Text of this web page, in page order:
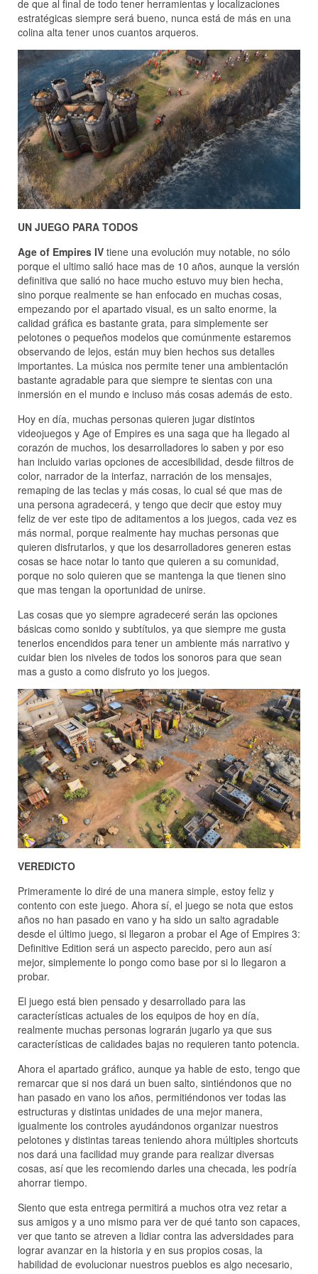
de que al final de todo tener herramientas y localizaciones
estratégicas siempre será bueno, nunca está de más en una
colina alta tener unos cuantos arqueros.
UN JUEGO PARA TODOS
Age of Empires IV tiene una evolución muy notable, no sólo
porque el ultimo salió hace mas de 10 años, aunque la versión
definitiva que salió no hace mucho estuvo muy bien hecha,
sino porque realmente se han enfocado en muchas cosas,
empezando por el apartado visual, es un salto enorme, la
calidad gráfica es bastante grata, para simplemente ser
pelotones o pequeños modelos que comúnmente estaremos
observando de lejos, están muy bien hechos sus detalles
importantes. La música nos permite tener una ambientación
bastante agradable para que siempre te sientas con una
inmersión en el mundo e incluso más cosas además de esto.
Hoy en día, muchas personas quieren jugar distintos
videojuegos y Age of Empires es una saga que ha llegado al
corazón de muchos, los desarrolladores lo saben y por eso
han incluido varias opciones de accesibilidad, desde filtros de
color, narrador de la interfaz, narración de los mensajes,
remaping de las teclas y más cosas, lo cual sé que mas de
una persona agradecerá, y tengo que decir que estoy muy
feliz de ver este tipo de aditamentos a los juegos, cada vez es
más normal, porque realmente hay muchas personas que
quieren disfrutarlos, y que los desarrolladores generen estas
cosas se hace notar lo tanto que quieren a su comunidad,
porque no solo quieren que se mantenga la que tienen sino
que mas tengan la oportunidad de unirse.
Las cosas que yo siempre agradeceré serán las opciones
básicas como sonido y subtítulos, ya que siempre me gusta
tenerlos encendidos para tener un ambiente más narrativo y
cuidar bien los niveles de todos los sonoros para que sean
mas a gusto a como disfruto yo los juegos.
VEREDICTO
Primeramente lo diré de una manera simple, estoy feliz y
contento con este juego. Ahora sí, el juego se nota que estos
años no han pasado en vano y ha sido un salto agradable
desde el último juego, si llegaron a probar el Age of Empires 3:
Definitive Edition será un aspecto parecido, pero aun así
mejor, simplemente lo pongo como base por si lo llegaron a
probar.
El juego está bien pensado y desarrollado para las
características actuales de los equipos de hoy en día,
realmente muchas personas lograrán jugarlo ya que sus
características de calidades bajas no requieren tanto potencia.
Ahora el apartado gráfico, aunque ya hable de esto, tengo que
remarcar que si nos dará un buen salto, sintiéndonos que no
han pasado en vano los años, permitiéndonos ver todas las
estructuras y distintas unidades de una mejor manera,
igualmente los controles ayudándonos organizar nuestros
pelotones y distintas tareas teniendo ahora múltiples shortcuts
nos dará una facilidad muy grande para realizar diversas
cosas, así que les recomiendo darles una checada, les podría
ahorrar tiempo.
Siento que esta entrega permitirá a muchos otra vez retar a
sus amigos y a uno mismo para ver de qué tanto son capaces,
ver que tanto se atreven a lidiar contra las adversidades para
lograr avanzar en la historia y en sus propios cosas, la
habilidad de evolucionar nuestros pueblos es algo necesario,